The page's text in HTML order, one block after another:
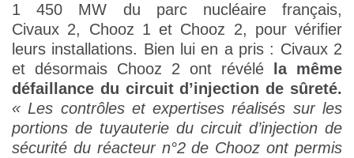
1 450 MW du parc nucléaire français,
Civaux 2, Chooz 1 et Chooz 2, pour vérifier
leurs installations. Bien lui en a pris : Civaux 2
et désormais Chooz 2 ont révélé
la même
défaillance du circuit d’injection de sûreté.
« Les contrôles et expertises réalisés sur les
portions de tuyauterie du circuit d’injection de
sécurité du réacteur n°2 de Chooz ont permis